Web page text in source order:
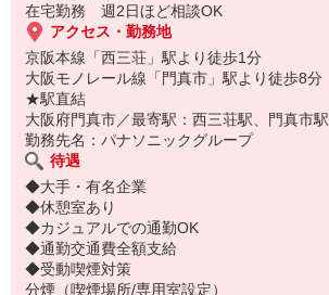
在宅勤務 週2日ほど相談OK
アクセス・勤務地
京阪本線「西三荘」駅より徒歩1分
大阪モノレール線「門真市」駅より徒歩8分
★駅直結
大阪府門真市／最寄駅：西三荘駅、門真市駅
勤務先名：パナソニックグループ
待遇
◆大手・有名企業
◆休憩室あり
◆カジュアルでの通勤OK
◆通勤交通費全額支給
◆受動喫煙対策
分煙（喫煙場所/専用室設定）